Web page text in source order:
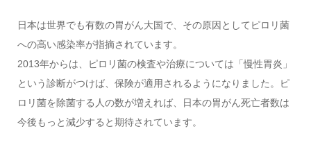
日本は世界でも有数の胃がん大国で、その原因としてピロリ菌
への高い感染率が指摘されています。
2013年からは、ピロリ菌の検査や治療については「慢性胃炎」
という診断がつけば、保険が適用されるようになりました。ピ
ロリ菌を除菌する人の数が増えれば、日本の胃がん死亡者数は
今後もっと減少すると期待されています。